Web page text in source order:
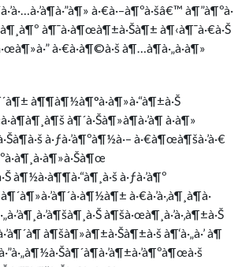
à·€à·–à¶ºà·šâ€™ à¶”à¶ºà·
à¶¯à·à¶œà¶±à·Šà¶± à¶‹à¶¯à·€à·Š
à·€à·à¶©à·š à¶…à¶­à·„à·à¶»
à¶¶à¶½à¶°à·à¶»à·“à¶±à·Š
à¶´à·Šà¶»à¶­à·’à¶ à·à¶»
à·ƒà·’à¶ºà¶½à·– à·€à¶œà¶šà·’à·€
à·ƒà·’à¶º
à·€à·’à·‚à¶¸à¶­à·
à¶šà·œà¶¸à·’à·‚à¶±à·Š
à¶šà¶»à¶±à·Šà¶±à·š à¶‘à·„à·’ à¶